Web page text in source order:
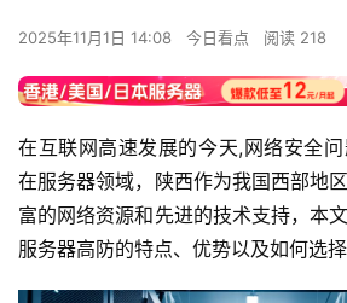
2025年11月1日 14:08 今日看点 阅读 218
在互联网高速发展的今天,网络安全
在服务器领域，陕西作为我国西部地
富的网络资源和先进的技术支持，本
服务器高防的特点、优势以及如何选